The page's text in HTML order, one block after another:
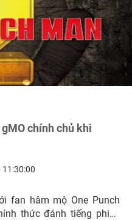
chính chủ khi
fan hâm mộ One Punch
thức đánh tiếng phiên